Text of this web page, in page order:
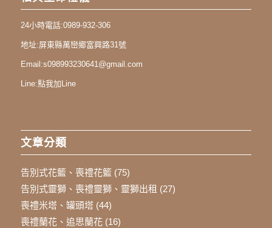
24小時電話:0989-932-306
地址:屏東縣萬巒鄉富興路31號
Email:s098993230641@gmail.com
Line:點我加Line
文章分類
告別式花籃、喪禮花籃(75)
告別式靈獅、喪禮靈獅、靈獅出租 (27)
喪禮米塔、罐頭塔(44)
喪禮蘭花、追思蘭花(16)